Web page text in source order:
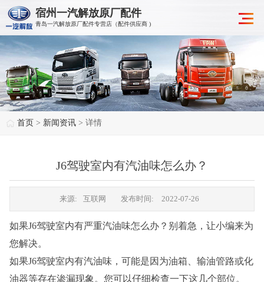
宿州一汽解放原厂配件
青岛一汽解放原厂配件专营店（配件供应商 )
首页 > 新闻资讯 > 详情
J6驾驶室内有汽油味怎么办？
来源: 互联网 发布时间: 2022-07-26
如果J6驾驶室内有严重汽油味怎么办？别着急，让小编来为
您解决。
如果J6驾驶室内有汽油味，可能是因为油箱、输油管路或化
油器等存在渗漏现象。您可以仔细检查一下这几个部位。